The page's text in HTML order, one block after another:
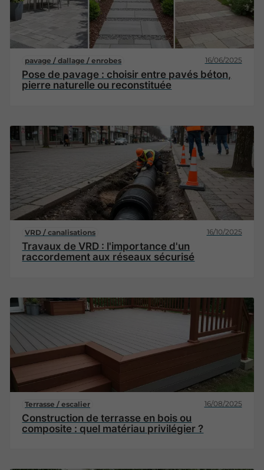
pavage / dallage / enrobes 16/06/2025
Pose de pavage : choisir entre pavés béton,
pierre naturelle ou reconstituée
VRD / canalisations 16/10/2025
Travaux de VRD : l'importance d'un
raccordement aux réseaux sécurisé
Terrasse / escalier 16/08/2025
Construction de terrasse en bois ou
composite : quel matériau privilégier ?